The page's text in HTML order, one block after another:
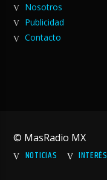
Nosotros
Publicidad
Contacto
© MasRadio MX
NOTICIAS
INTERÉS